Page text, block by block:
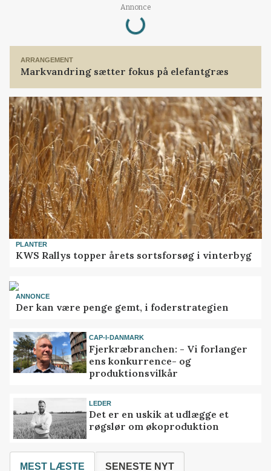
Annonce
Loading...
ARRANGEMENT
Markvandring sætter fokus på elefantgræs
PLANTER
KWS Rallys topper årets sortsforsøg i vinterbyg
ANNONCE
Der kan være penge gemt, i foderstrategien
CAP-I-DANMARK
Fjerkræbranchen: - Vi forlanger
ens konkurrence- og
produktionsvilkår
LEDER
Det er en uskik at udlægge et
røgslør om økoproduktion
MEST LÆSTE SENESTE NYT